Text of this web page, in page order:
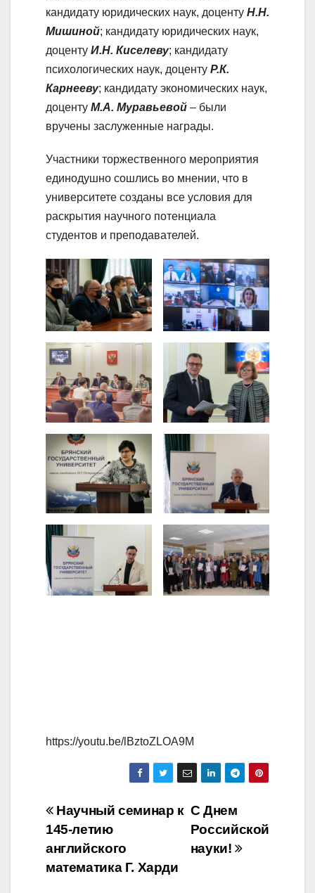
кандидату юридических наук, доценту Н.Н.
Мишиной; кандидату юридических наук,
доценту И.Н. Киселеву; кандидату
психологических наук, доценту Р.К.
Карнееву; кандидату экономических наук,
доценту М.А. Муравьевой – были
вручены заслуженные награды.
Участники торжественного мероприятия
единодушно сошлись во мнении, что в
университете созданы все условия для
раскрытия научного потенциала
студентов и преподавателей.
https://youtu.be/lBztoZLOA9M
Навигация
по
записям
С Днем
Российской
науки!
Научный семинар к
145-летию
английского
математика Г. Харди